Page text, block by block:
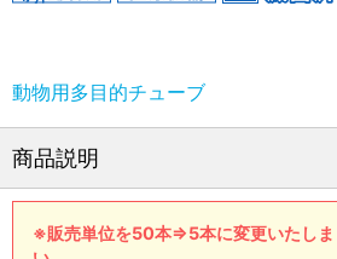
動物用多目的チューブ
商品説明
※販売単位を50本⇒5本に変更いたしま